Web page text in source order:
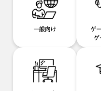
一般向け
ゲ
ゲ